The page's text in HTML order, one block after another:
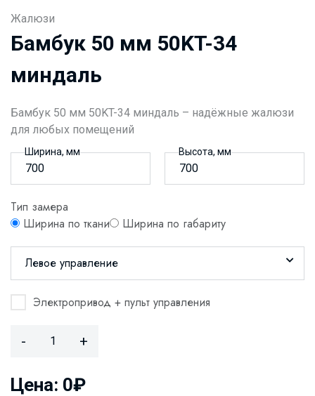
Жалюзи
Бамбук 50 мм 50KT-34
миндаль
Бамбук 50 мм 50KT-34 миндаль – надёжные жалюзи
для любых помещений
Ширина, мм Высота, мм
Тип замера
Ширина по ткани
Ширина по габариту
Левое управление
Электропривод + пульт управления
- +
Цена: 0₽